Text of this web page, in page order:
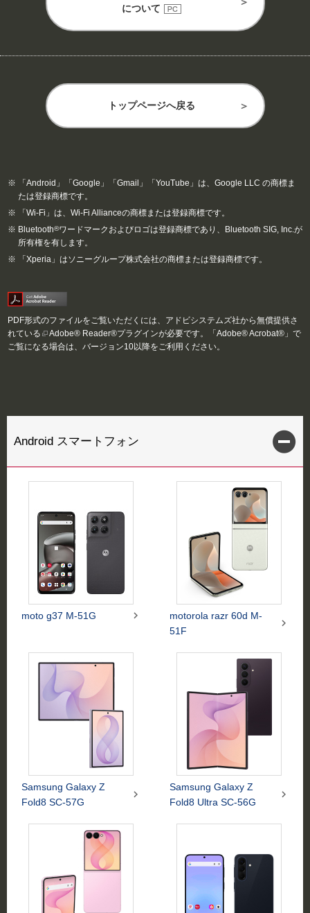
について
トップページへ戻る
「Android」「Google」「Gmail」「YouTube」は、Google LLC の商標ま
たは登録商標です。
「Wi-Fi」は、Wi-Fi Allianceの商標または登録商標です。
Bluetooth®ワードマークおよびロゴは登録商標であり、Bluetooth SIG, Inc.が
所有権を有します。
「Xperia」はソニーグループ株式会社の商標または登録商標です。
PDF形式のファイルをご覧いただくには、アドビシステムズ社から無償提供さ
れている
Adobe® Reader®プラグインが必要です。「Adobe® Acrobat®」で
ご覧になる場合は、バージョン10以降をご利用ください。
Android スマートフォン
moto g37 M-51G 
motorola razr 60d M-
51F

Samsung Galaxy Z
Fold8 SC-57G

Samsung Galaxy Z
Fold8 Ultra SC-56G
